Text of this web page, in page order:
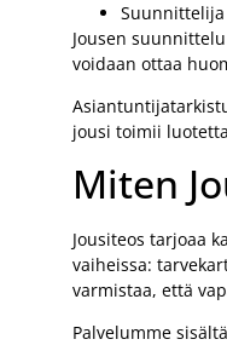
Suunnittelija
Jousen
voidaan ottaa
jousi toimii
Miten
Jousiteos tarjoaa
vaiheissa:
varmistaa, että
Palvelumme